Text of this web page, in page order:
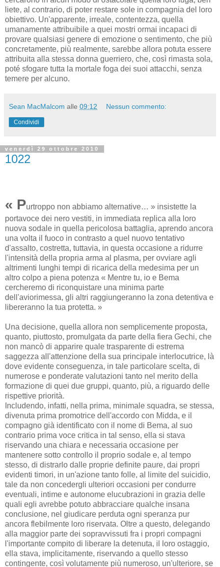
liete, al contrario, di poter restare sole in compagnia del loro
obiettivo. Un'apparente, irreale, contentezza, quella
umanamente attribuibile a quei mostri ormai incapaci di
provare qualsiasi genere di emozione o sentimento, che più
concretamente, più realmente, sarebbe allora potuta essere
attribuita alla stessa donna guerriero, che, così rimasta sola,
poté sfogare tutta la mortale foga dei suoi attacchi, senza
temere per alcuno.
Sean MacMalcom alle 09:12 Nessun commento:
Condividi
venerdì 29 ottobre 2010
1022
« Purtroppo non abbiamo alternative… » insistette la
portavoce dei nero vestiti, in immediata replica alla loro
nuova sodale in quella pericolosa battaglia, aprendo ancora
una volta il fuoco in contrasto a quel nuovo tentativo
d'assalto, costretta, tuttavia, in questa occasione a ridurre
l'intensità della propria arma al plasma, per ovviare agli
altrimenti lunghi tempi di ricarica della medesima per un
altro colpo a piena potenza « Mentre tu, io e Bema
cercheremo di riconquistare una minima parte
dell'aviorimessa, gli altri raggiungeranno la zona detentiva e
libereranno la tua protetta. »
Una decisione, quella allora non semplicemente proposta,
quanto, piuttosto, promulgata da parte della fiera Gechi, che
non mancò di apparire quale trasparente di estrema
saggezza all'attenzione della sua principale interlocutrice, là
dove evidente conseguenza, in tale particolare scelta, di
numerose e ponderate valutazioni tanto nel merito della
formazione di quei due gruppi, quanto, più, a riguardo delle
rispettive priorità.
Includendo, infatti, nella prima, minimale squadra, se stessa,
divenuta prima promotrice dell'accordo con Midda, e il
compagno già identificato con il nome di Bema, al suo
contrario prima voce critica in tal senso, ella si stava
riservando una chiara e necessaria occasione per
mantenere sotto controllo il proprio sodale e, al tempo
stesso, di distrarlo dalle proprie definite paure, dai propri
evidenti timori, in un'azione tanto folle, al limite del suicidio,
tale da non concedergli ulteriori occasioni per condurre
eventuali, intime e autonome elucubrazioni in grazia delle
quali egli avrebbe potuto abbracciare qualche insana
conclusione, nel giudicare perduta ogni speranza pur
ancora flebilmente loro riservata. Oltre a questo, delegando
alla maggior parte dei sopravvissuti fra i propri compagni
l'importante compito di liberare la detenuta, il loro ostaggio,
ella stava, implicitamente, riservando a quello stesso
contingente, così volutamente più numeroso, un'ulteriore, se